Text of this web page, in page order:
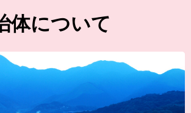
体について